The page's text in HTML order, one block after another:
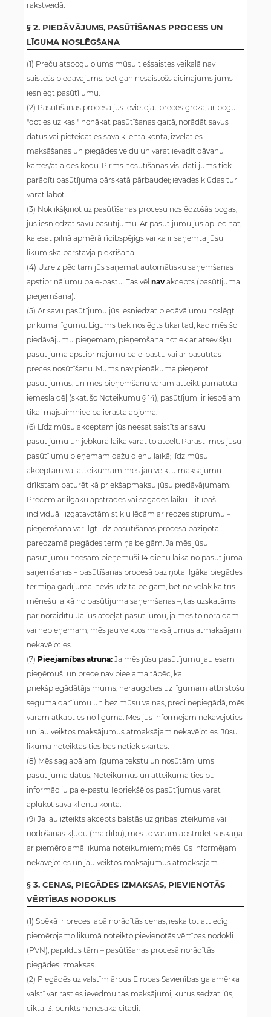
rakstveidā.
§ 2. PIEDĀVĀJUMS, PASŪTĪŠANAS PROCESS UN
LĪGUMA NOSLĒGŠANA
(1) Preču atspoguļojums mūsu tiešsaistes veikalā nav
saistošs piedāvājums, bet gan nesaistošs aicinājums jums
iesniegt pasūtījumu.
(2) Pasūtīšanas procesā jūs ievietojat preces grozā, ar pogu
"doties uz kasi" nonākat pasūtīšanas gaitā, norādāt savus
datus vai pieteicaties savā klienta kontā, izvēlaties
maksāšanas un piegādes veidu un varat ievadīt dāvanu
kartes/atlaides kodu. Pirms nosūtīšanas visi dati jums tiek
parādīti pasūtījuma pārskatā pārbaudei; ievades kļūdas tur
varat labot.
(3) Noklikšķinot uz pasūtīšanas procesu noslēdzošās pogas,
jūs iesniedzat savu pasūtījumu. Ar pasūtījumu jūs apliecināt,
ka esat pilnā apmērā rīcībspējīgs vai ka ir saņemta jūsu
likumiskā pārstāvja piekrišana.
(4) Uzreiz pēc tam jūs saņemat automātisku saņemšanas
apstiprinājumu pa e-pastu. Tas vēl nav akcepts (pasūtījuma
pieņemšana).
(5) Ar savu pasūtījumu jūs iesniedzat piedāvājumu noslēgt
pirkuma līgumu. Līgums tiek noslēgts tikai tad, kad mēs šo
piedāvājumu pieņemam; pieņemšana notiek ar atsevišķu
pasūtījuma apstiprinājumu pa e-pastu vai ar pasūtītās
preces nosūtīšanu. Mums nav pienākuma pieņemt
pasūtījumus, un mēs pieņemšanu varam atteikt pamatota
iemesla dēļ (skat. šo Noteikumu § 14); pasūtījumi ir iespējami
tikai mājsaimniecībā ierastā apjomā.
(6) Līdz mūsu akceptam jūs neesat saistīts ar savu
pasūtījumu un jebkurā laikā varat to atcelt. Parasti mēs jūsu
pasūtījumu pieņemam dažu dienu laikā; līdz mūsu
akceptam vai atteikumam mēs jau veiktu maksājumu
drīkstam paturēt kā priekšapmaksu jūsu piedāvājumam.
Precēm ar ilgāku apstrādes vai sagādes laiku – it īpaši
individuāli izgatavotām stiklu lēcām ar redzes stiprumu –
pieņemšana var ilgt līdz pasūtīšanas procesā paziņotā
paredzamā piegādes termiņa beigām. Ja mēs jūsu
pasūtījumu neesam pieņēmuši 14 dienu laikā no pasūtījuma
saņemšanas – pasūtīšanas procesā paziņota ilgāka piegādes
termiņa gadījumā: nevis līdz tā beigām, bet ne vēlāk kā trīs
mēnešu laikā no pasūtījuma saņemšanas –, tas uzskatāms
par noraidītu. Ja jūs atceļat pasūtījumu, ja mēs to noraidām
vai nepieņemam, mēs jau veiktos maksājumus atmaksājam
nekavējoties.
(7) Pieejamības atruna: Ja mēs jūsu pasūtījumu jau esam
pieņēmuši un prece nav pieejama tāpēc, ka
priekšpiegādātājs mums, neraugoties uz līgumam atbilstošu
seguma darījumu un bez mūsu vainas, preci nepiegādā, mēs
varam atkāpties no līguma. Mēs jūs informējam nekavējoties
un jau veiktos maksājumus atmaksājam nekavējoties. Jūsu
likumā noteiktās tiesības netiek skartas.
(8) Mēs saglabājam līguma tekstu un nosūtām jums
pasūtījuma datus, Noteikumus un atteikuma tiesību
informāciju pa e-pastu. Iepriekšējos pasūtījumus varat
aplūkot savā klienta kontā.
(9) Ja jau izteikts akcepts balstās uz gribas izteikuma vai
nodošanas kļūdu (maldību), mēs to varam apstrīdēt saskaņā
ar piemērojamā likuma noteikumiem; mēs jūs informējam
nekavējoties un jau veiktos maksājumus atmaksājam.
§ 3. CENAS, PIEGĀDES IZMAKSAS, PIEVIENOTĀS
VĒRTĪBAS NODOKLIS
(1) Spēkā ir preces lapā norādītās cenas, ieskaitot attiecīgi
piemērojamo likumā noteikto pievienotās vērtības nodokli
(PVN), papildus tām – pasūtīšanas procesā norādītās
piegādes izmaksas.
(2) Piegādēs uz valstīm ārpus Eiropas Savienības galamērķa
valstī var rasties ievedmuitas maksājumi, kurus sedzat jūs,
ciktāl 3. punkts nenosaka citādi.